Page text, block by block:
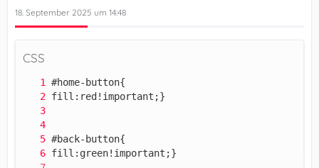
18. September 2025 um 14:48
CSS